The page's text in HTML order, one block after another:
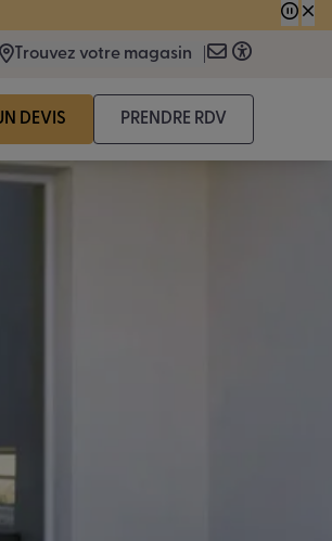
Trouvez votre magasin
DEVIS PRENDRE RDV